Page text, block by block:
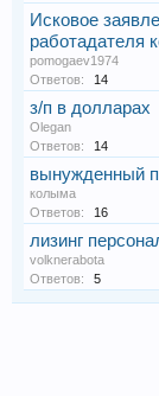
Исковое
работадателя
pomogaev1974
Ответов:
14
з/п в долларах
Olegan
Ответов:
14
вынужденный
колыма
Ответов:
16
лизинг
volknerabota
Ответов:
5